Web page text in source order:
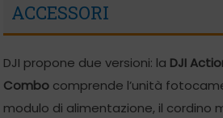
ACCESSORI
DJI propone due versioni: la DJI
Combo comprende l’unità
modulo di alimentazione, il cordino